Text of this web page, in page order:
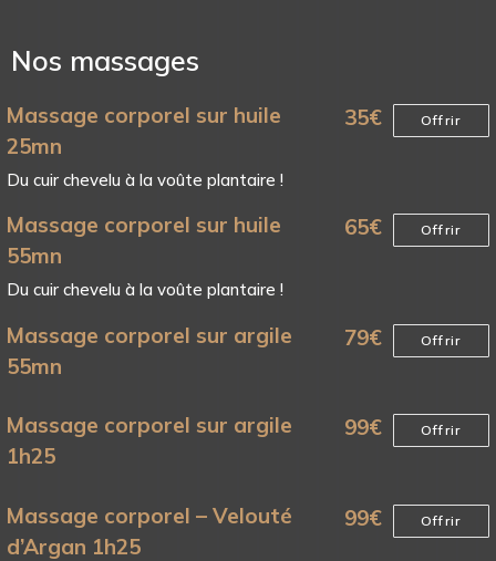
Nos massages
Massage corporel sur huile
25mn
35€ Offrir
Du cuir chevelu à la voûte plantaire !
Massage corporel sur huile
55mn
65€ Offrir
Du cuir chevelu à la voûte plantaire !
Massage corporel sur argile
55mn
79€ Offrir
Massage corporel sur argile
1h25
99€ Offrir
Massage corporel – Velouté
d’Argan 1h25
99€ Offrir